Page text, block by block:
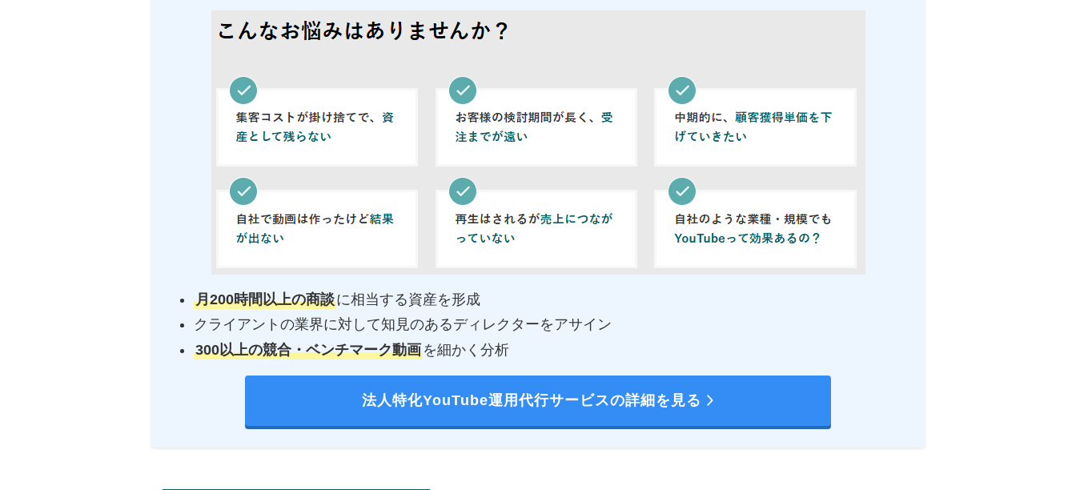
月200時間以上の商談に相当する資産を形成
クライアントの業界に対して知見のあるディレクターをアサイン
300以上の競合・ベンチマーク動画 を細かく分析
法人特化YouTube運用代行サービスの詳細を見る